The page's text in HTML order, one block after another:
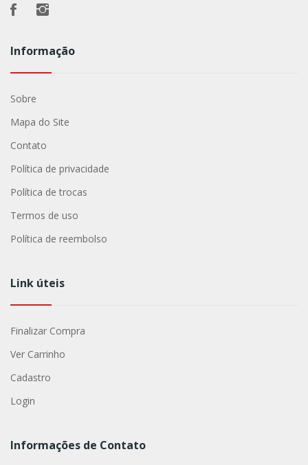
Informação
Sobre
Mapa do Site
Contato
Política de privacidade
Política de trocas
Termos de uso
Política de reembolso
Link úteis
Finalizar Compra
Ver Carrinho
Cadastro
Login
Informações de Contato